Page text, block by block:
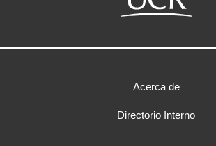
Acerca de
Directorio Interno